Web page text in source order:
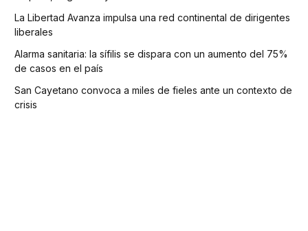
La Libertad Avanza impulsa una red continental de dirigentes
liberales
Alarma sanitaria: la sífilis se dispara con un aumento del 75%
de casos en el país
San Cayetano convoca a miles de fieles ante un contexto de
crisis